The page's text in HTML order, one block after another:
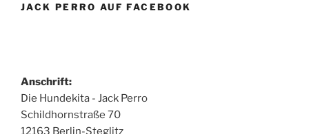
JACK PERRO AUF FACEBOOK
Anschrift:
Die Hundekita - Jack Perro
Schildhornstraße 70
12163 Berlin-Steglitz